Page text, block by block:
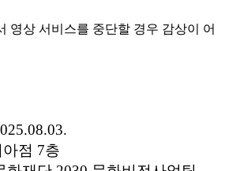
영상 서비스를 중단할 경우 감상이 어
점 7층